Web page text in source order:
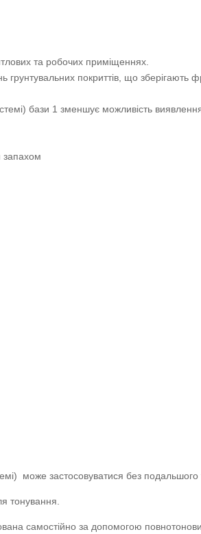
та робочих приміщеннях.
покриттів, що зберігають
бази 1 зменшує можливість
запахом
може застосовуватися без подальшого
тонування.
самостійно за допомогою